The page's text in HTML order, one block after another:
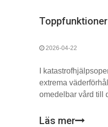
2026-04-22
I
extrema
omedelbar vård till
vindar eller till och
Läs mer